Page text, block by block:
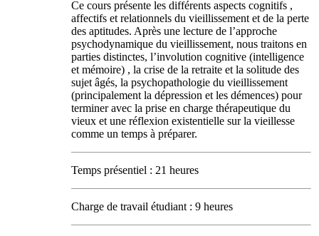
Ce cours présente les différents aspects cognitifs ,
affectifs et relationnels du vieillissement et de la perte
des aptitudes. Après une lecture de l’approche
psychodynamique du vieillissement, nous traitons en
parties distinctes, l’involution cognitive (intelligence
et mémoire) , la crise de la retraite et la solitude des
sujet âgés, la psychopathologie du vieillissement
(principalement la dépression et les démences) pour
terminer avec la prise en charge thérapeutique du
vieux et une réflexion existentielle sur la vieillesse
comme un temps à préparer.
Temps présentiel : 21 heures
Charge de travail étudiant : 9 heures